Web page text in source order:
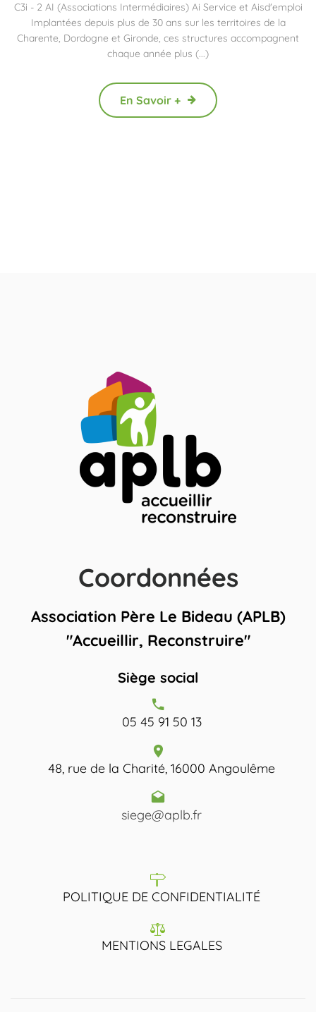
C3i - 2 AI (Associations Intermédiaires) Ai Service et Aisd'emploi
Implantées depuis plus de 30 ans sur les territoires de la
Charente, Dordogne et Gironde, ces structures accompagnent
chaque année plus (...)
En Savoir +
Coordonnées
Association Père Le Bideau (APLB)
"Accueillir, Reconstruire"
Siège social
05 45 91 50 13
48, rue de la Charité, 16000 Angoulême
siege@aplb.fr
POLITIQUE DE CONFIDENTIALITÉ
MENTIONS LEGALES